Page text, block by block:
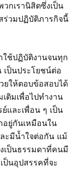
กเรานิสิตซึ่งเป็น
ร่วมปฏิบัติภารกิจนี้
ใช้ปฏิบัติงานจนทุก
เป็นประโยชน์ต่อ
ยให้ตอบข้อสอบได้
ติมเพื่อไปทำงาน
และเพื่อน ๆ เป็น
อยู่กันเหมือนใน
ะมีน้ำใจต่อกัน แม้
เป็นธรรมดาที่คนมี
ป็นอุปสรรคที่จะ